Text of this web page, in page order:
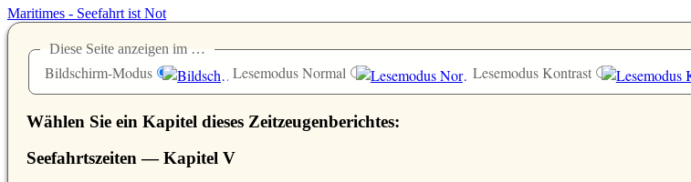
Maritimes - Seefahrt ist Not
Diese Seite anzeigen im …
Bildschirm-Modus Lesemodus Normal Lesemodus Kontrast
Wählen Sie ein Kapitel dieses Zeitzeugenberichtes:
Seefahrtszeiten — Kapitel V